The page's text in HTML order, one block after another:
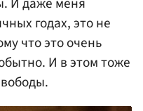
годах, это не
что это очень
И в этом тоже